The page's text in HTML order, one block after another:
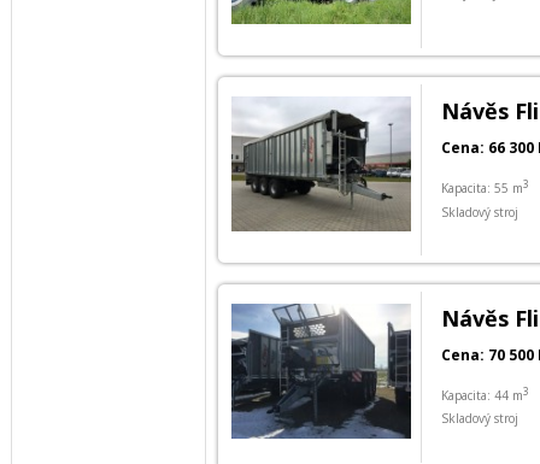
Návěs
Cena: 66 300
Kapacita: 55 m3
Skladový stroj
Návěs
Cena: 70 500
Kapacita: 44 m3
Skladový stroj